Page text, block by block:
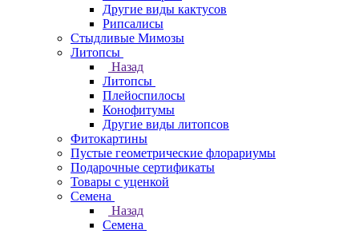
Другие виды кактусов
Рипсалисы
Стыдливые Мимозы
Литопсы
Назад
Литопсы
Плейоспилосы
Конофитумы
Другие виды литопсов
Фитокартины
Пустые геометрические флорариумы
Подарочные сертификаты
Товары с уценкой
Семена
Назад
Семена